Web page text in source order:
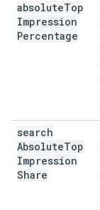
absoluteTop
Impression
Percentage
search
AbsoluteTop
Impression
Share